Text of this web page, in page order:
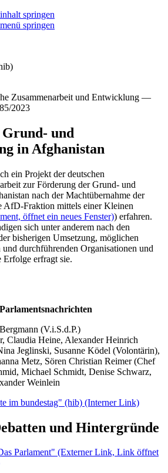
springen
springen
Zusammenarbeit und Entwicklung —
2023
und
in Afghanistan
ein Projekt der deutschen
zur Förderung der Grund- und
nach der Machtübernahme der
AfD-Fraktion mittels einer Kleinen
öffnet ein neues Fenster)) erfahren.
sich unter anderem nach den
bisherigen Umsetzung, möglichen
durchführenden Organisationen und
Erfolge erfragt sie.
(V.i.S.d.P.)
Claudia Heine, Alexander Heinrich
Jeglinski, Susanne Ködel (Volontärin),
Metz, Sören Christian Reimer (Chef
Michael Schmidt, Denise Schwarz,
Weinlein
im bundestag" (hib) (Interner Link)
und Hintergründe
Parlament" (Externer Link, Link öffnet